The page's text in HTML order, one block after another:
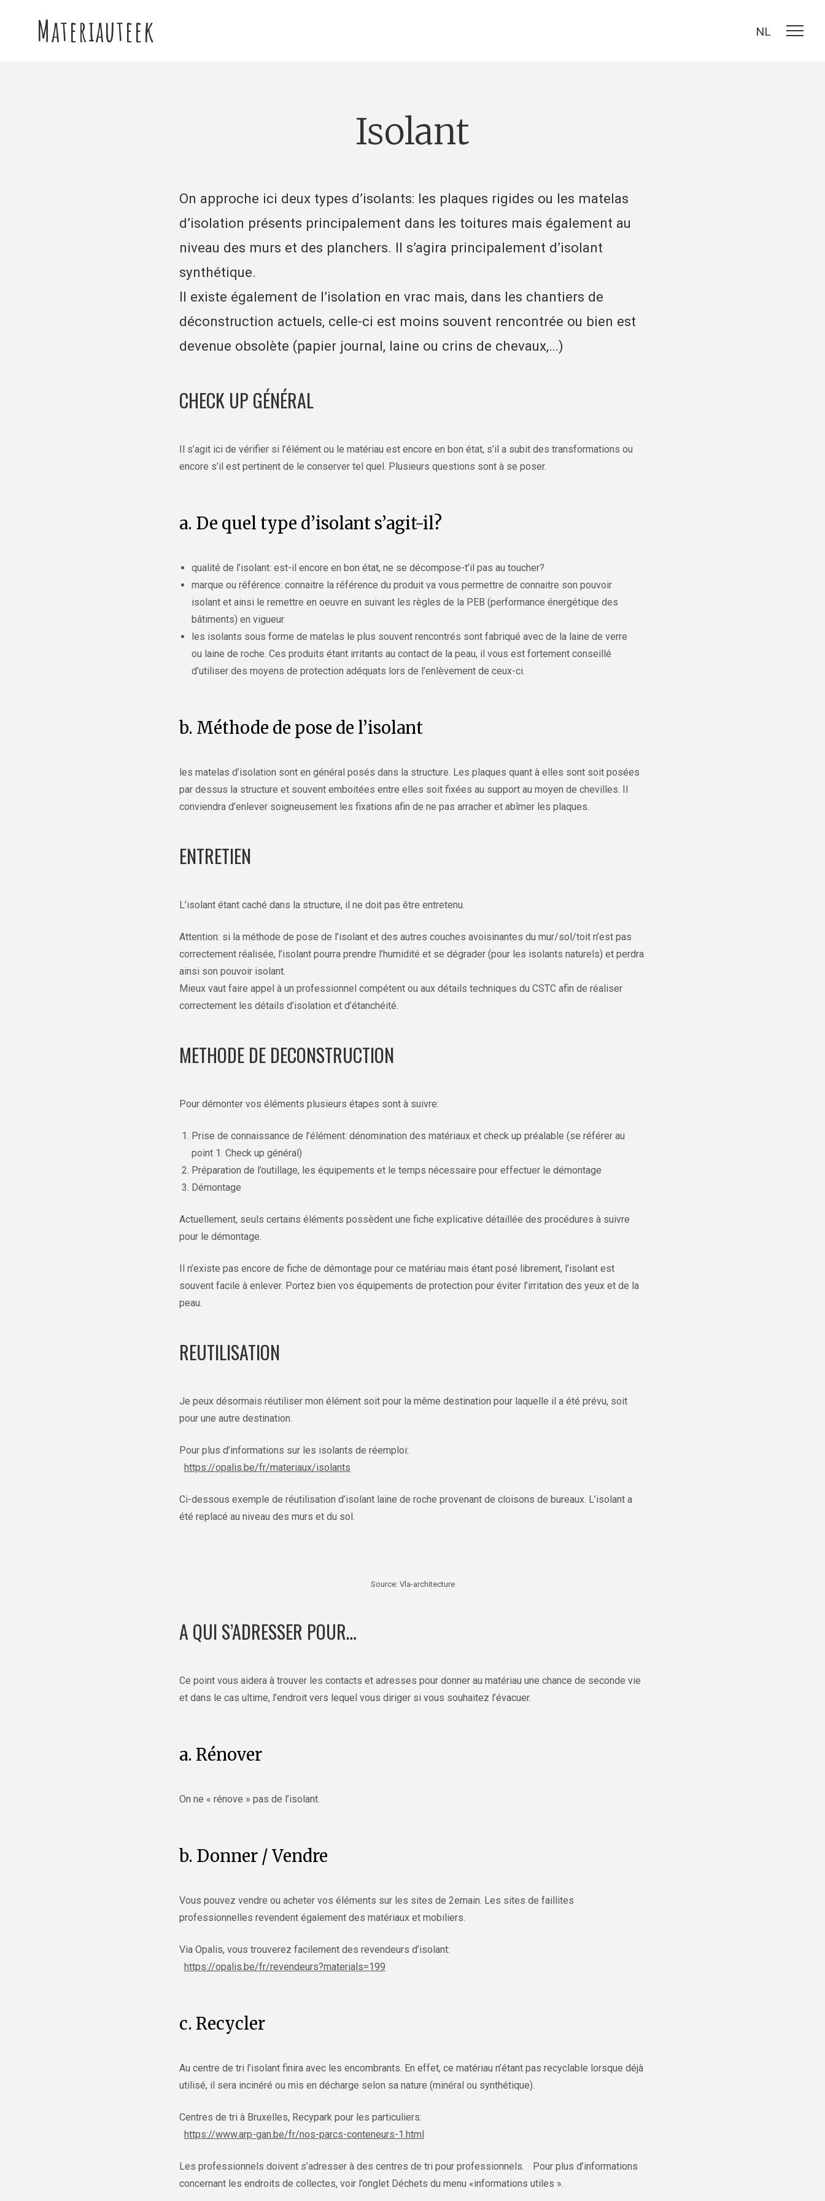
NL
Materiauteek
isolant
On approche ici deux types d’isolants: les plaques rigides ou les matelas
d’isolation présents principalement dans les toitures mais également au
niveau des murs et des planchers. Il s’agira principalement d’isolant
synthétique.
Il existe également de l’isolation en vrac mais, dans les chantiers de
déconstruction actuels, celle-ci est moins souvent rencontrée ou bien est
devenue obsolète (papier journal, laine ou crins de chevaux,…)
CHECK UP GÉNÉRAL
Il s’agit ici de vérifier si l’élément ou le matériau est encore en bon état, s’il a subit des transformations ou
encore s’il est pertinent de le conserver tel quel. Plusieurs questions sont à se poser.
a. De quel type d’isolant s’agit-il?
qualité de l’isolant: est-il encore en bon état, ne se décompose-t’il pas au toucher?
marque ou référence: connaitre la référence du produit va vous permettre de connaitre son pouvoir
isolant et ainsi le remettre en oeuvre en suivant les règles de la PEB (performance énergétique des
bâtiments) en vigueur.
les isolants sous forme de matelas le plus souvent rencontrés sont fabriqué avec de la laine de verre
ou laine de roche. Ces produits étant irritants au contact de la peau, il vous est fortement conseillé
d’utiliser des moyens de protection adéquats lors de l’enlèvement de ceux-ci.
b. Méthode de pose de l’isolant
les matelas d’isolation sont en général posés dans la structure. Les plaques quant à elles sont soit posées
par dessus la structure et souvent emboitées entre elles soit fixées au support au moyen de chevilles. Il
conviendra d’enlever soigneusement les fixations afin de ne pas arracher et abîmer les plaques.
ENTRETIEN
L’isolant étant caché dans la structure, il ne doit pas être entretenu.
Attention: si la méthode de pose de l’isolant et des autres couches avoisinantes du mur/sol/toit n’est pas
correctement réalisée, l’isolant pourra prendre l’humidité et se dégrader (pour les isolants naturels) et perdra
ainsi son pouvoir isolant.
Mieux vaut faire appel à un professionnel compétent ou aux détails techniques du CSTC afin de réaliser
correctement les détails d’isolation et d’étanchéité.
METHODE DE DECONSTRUCTION
Pour démonter vos éléments plusieurs étapes sont à suivre:
Prise de connaissance de l’élément: dénomination des matériaux et check up préalable (se référer au
point 1. Check up général)
Préparation de l’outillage, les équipements et le temps nécessaire pour effectuer le démontage
Démontage
Actuellement, seuls certains éléments possèdent une fiche explicative détaillée des procédures à suivre
pour le démontage.
Il n’existe pas encore de fiche de démontage pour ce matériau mais étant posé librement, l’isolant est
souvent facile à enlever. Portez bien vos équipements de protection pour éviter l’irritation des yeux et de la
peau.
REUTILISATION
Je peux désormais réutiliser mon élément soit pour la même destination pour laquelle il a été prévu, soit
pour une autre destination.
Pour plus d’informations sur les isolants de réemploi:
https://opalis.be/fr/materiaux/isolants
Ci-dessous exemple de réutilisation d’isolant laine de roche provenant de cloisons de bureaux. L’isolant a
été replacé au niveau des murs et du sol.
Source: Vla-architecture
A QUI S’ADRESSER POUR…
Ce point vous aidera à trouver les contacts et adresses pour donner au matériau une chance de seconde vie
et dans le cas ultime, l’endroit vers lequel vous diriger si vous souhaitez l’évacuer.
a. Rénover
On ne « rénove » pas de l’isolant.
b. Donner / Vendre
Vous pouvez vendre ou acheter vos éléments sur les sites de 2emain. Les sites de faillites
professionnelles revendent également des matériaux et mobiliers.
Via Opalis, vous trouverez facilement des revendeurs d’isolant:
https://opalis.be/fr/revendeurs?materials=199
c. Recycler
Au centre de tri l’isolant finira avec les encombrants. En effet, ce matériau n’étant pas recyclable lorsque déjà
utilisé, il sera incinéré ou mis en décharge selon sa nature (minéral ou synthétique).
Centres de tri à Bruxelles, Recypark pour les particuliers:
https://www.arp-gan.be/fr/nos-parcs-conteneurs-1.html
Les professionnels doivent s’adresser à des centres de tri pour professionnels. Pour plus d’informations
concernant les endroits de collectes, voir l’onglet Déchets du menu «informations utiles ».